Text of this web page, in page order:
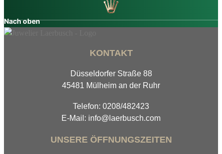
Nach oben
KONTAKT
Düsseldorfer Straße 88
45481 Mülheim an der Ruhr
Telefon: 0208/482423
E-Mail: info@laerbusch.com
UNSERE ÖFFNUNGSZEITEN